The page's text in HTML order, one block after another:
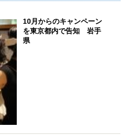
10月からのキャンペーン
を東京都内で告知 岩手
県